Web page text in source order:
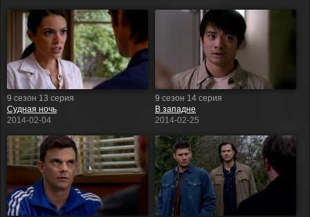
9 сезон 13 серия
Судная ночь
2014-02-04
9 сезон 14 серия
В западне
2014-02-25